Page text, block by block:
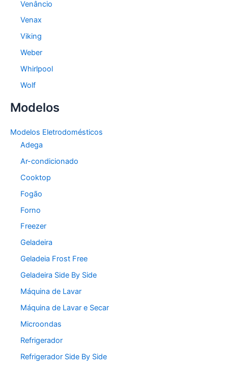
Venâncio
Venax
Viking
Weber
Whirlpool
Wolf
Modelos
Modelos Eletrodomésticos
Adega
Ar-condicionado
Cooktop
Fogão
Forno
Freezer
Geladeira
Geladeia Frost Free
Geladeira Side By Side
Máquina de Lavar
Máquina de Lavar e Secar
Microondas
Refrigerador
Refrigerador Side By Side